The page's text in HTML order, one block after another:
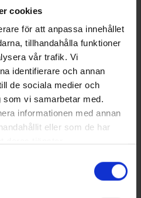
cookies
för att anpassa innehållet
tillhandahålla funktioner
vår trafik. Vi
identifierare och annan
de sociala medier och
vi samarbetar med.
informationen med annan
eller som de har
Ab4,95 €
Bewertung: 4.5 von 5 Sternen